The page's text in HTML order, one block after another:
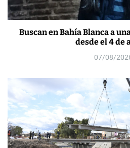
Buscan en Bahía Blanca a
desde el 4 de
07/08/